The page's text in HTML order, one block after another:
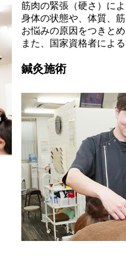
筋肉の緊張（硬さ）に
身体の状態や、体質、
お悩みの原因をつきと
また、国家資格者によ
鍼灸施術